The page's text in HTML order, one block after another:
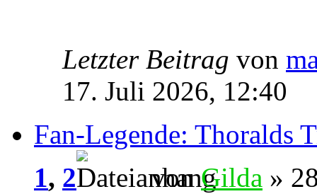
Letzter Beitrag von
17. Juli 2026, 12:40
Fan-Legende: Thoralds
1, 2 vonGilda »